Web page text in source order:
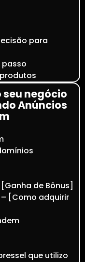
para
passo
seu negócio
Anúncios
de Bônus]
– [Como adquirir
que utilizo